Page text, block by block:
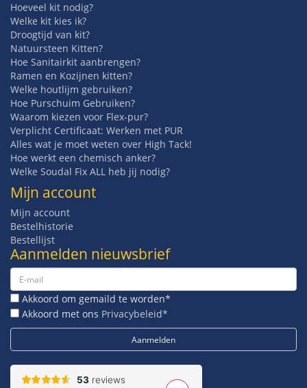
Hoeveel kit nodig?
Welke kit kies ik?
Droogtijd van kit?
Natuursteen Kitten?
Hoe Sanitairkit aanbrengen?
Ramen en Kozijnen kitten?
Welke houtlijm gebruiken?
Hoe Purschuim Gebruiken?
Waarom kiezen voor Flex-pur?
Verplicht Certificaat: Werken met PUR
Alles wat je moet weten over High Tack!
Hoe werkt een chemisch anker?
Welke Soudal Fix ALL heb jij nodig?
Mijn account
Mijn account
Bestelhistorie
Bestellijst
Aanmelden nieuwsbrief
Akkoord om gemaild te worden*
Akkoord met ons Privacybeleid*